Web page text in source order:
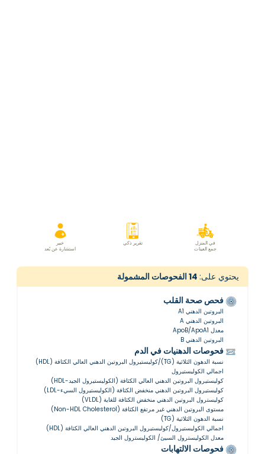
في المنزل
جمع العينات
تقرير ذكي
خبير
استشارة عن بُعد
يحتوي على: 14الفحوصات المشمولة
فحص صحة القلب
البروتين الدهني A1
البروتين الدهني A
معدل ApoB/ApoA1
البروتين الدهني B
فحوصات الدهنيات في الدم
نسبة الدهون الثلاثية (TG)/كوليستيرول البروتين الدهني العالي الكثافة (HDL)
اجمالي الكوليستيرول
كوليستيرول البروتين الدهني العالي الكثافة (الكوليستيرول الجيد-HDL)
كوليستيرول البروتين الدهني منخفض الكثافة (الكوليستيرول السيء-LDL)
كوليسترول البروتين الدهني منخفض الكثافة للغاية (VLDL)
مستوى البروتين الدهني غير مرتفع الكثافة (Non-HDL Cholesterol)
نسبة الدهون الثلاثية (TG)
اجمالي الكوليستيرول/كوليستيرول البروتين الدهني العالي الكثافة (HDL)
معدل الكوليسترول السيئ/ الكوليسترول الجيد
فحوصات الالتهابات